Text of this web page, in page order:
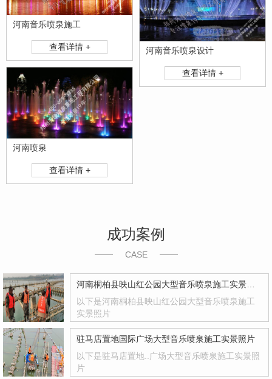
河南音乐喷泉施工
查看详情 + 河南音乐喷泉设计
查看详情 +
河南喷泉
查看详情 +
成功案例
CASE
以下是河南桐柏县映山红公园大型音乐喷泉施工
实景照片
驻马店置地国际广场大型音乐喷泉施工实景照片
以下是驻马店置地..广场大型音乐喷泉施工实景照
片